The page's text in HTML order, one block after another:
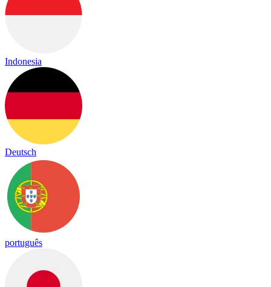
Indonesia
Deutsch
português